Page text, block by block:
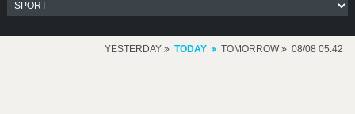
YESTERDAY TODAY TOMORROW 08/08 05:42